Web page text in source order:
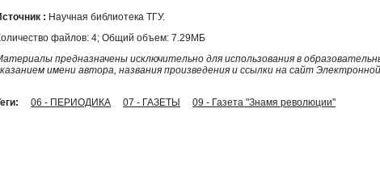
: Научная библиотека ТГУ.
файлов: 4; Общий объем: 7.29МБ
предназначены исключительно для использования в
имени автора, названия произведения и ссылки на сайт
06 - ПЕРИОДИКА 07 - ГАЗЕТЫ 09 - Газета "Знамя революции"